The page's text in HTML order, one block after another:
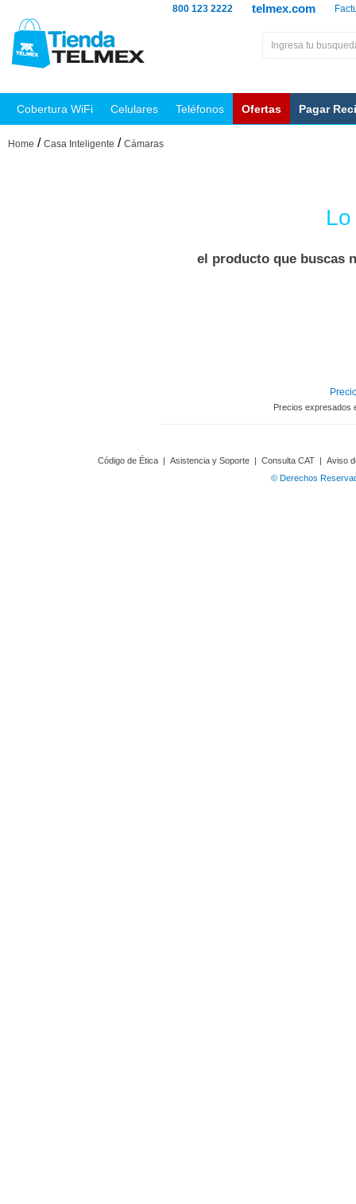
telmex.com
800 123 2222
Cobertura WiFi Celulares Teléfonos Ofertas Pagar
Home / Casa Inteligente / Cámaras
el producto que buscas
Precios expresados
Código de Ética | Asistencia y Soporte | Consulta CAT | Aviso
© Derechos